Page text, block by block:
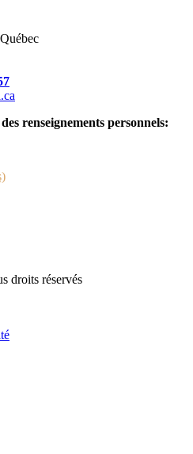
renseignements personnels:
droits réservés